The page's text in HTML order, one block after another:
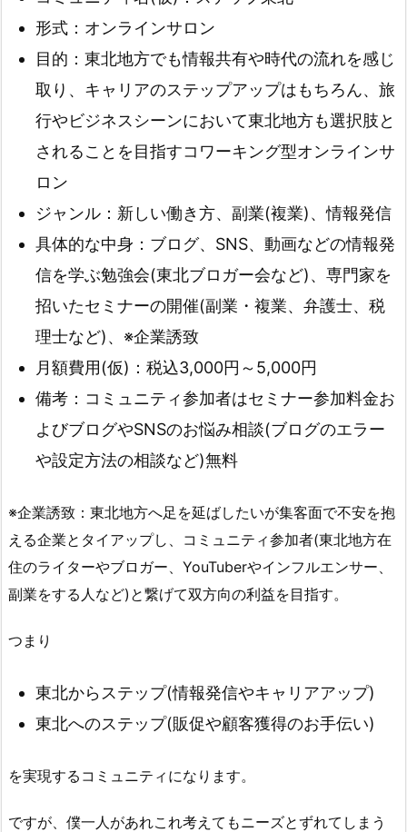
形式：オンラインサロン
目的：東北地方でも情報共有や時代の流れを感じ
取り、キャリアのステップアップはもちろん、旅
行やビジネスシーンにおいて東北地方も選択肢と
されることを目指すコワーキング型オンラインサ
ロン
ジャンル：新しい働き方、副業(複業)、情報発信
具体的な中身：ブログ、SNS、動画などの情報発
信を学ぶ勉強会(東北ブロガー会など)、専門家を
招いたセミナーの開催(副業・複業、弁護士、税
理士など)、※企業誘致
月額費用(仮)：税込3,000円～5,000円
備考：コミュニティ参加者はセミナー参加料金お
よびブログやSNSのお悩み相談(ブログのエラー
や設定方法の相談など)無料
※企業誘致：東北地方へ足を延ばしたいが集客面で不安を抱
える企業とタイアップし、コミュニティ参加者(東北地方在
住のライターやブロガー、YouTuberやインフルエンサー、
副業をする人など)と繋げて双方向の利益を目指す。
つまり
東北からステップ(情報発信やキャリアアップ)
東北へのステップ(販促や顧客獲得のお手伝い)
を実現するコミュニティになります。
ですが、僕一人があれこれ考えてもニーズとずれてしまう